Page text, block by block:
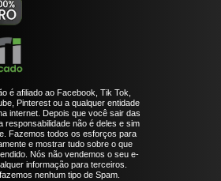
é afiliado ao Facebook, Tik Tok,
Pinterest ou a qualquer entidade
internet. Depois que você sair das
responsabilidade não é deles e sim
Fazemos todos os esforços para
e mostrar tudo sobre o que
Nós não vendemos o seu e-
informação para terceiros.
nenhum tipo de Spam.